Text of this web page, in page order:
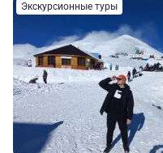
Экскурсионные туры